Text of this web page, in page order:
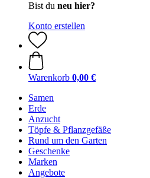
Bist du neu hier?
Konto erstellen
Warenkorb 0,00 €
Samen
Erde
Anzucht
Töpfe & Pflanzgefäße
Rund um den Garten
Geschenke
Marken
Angebote